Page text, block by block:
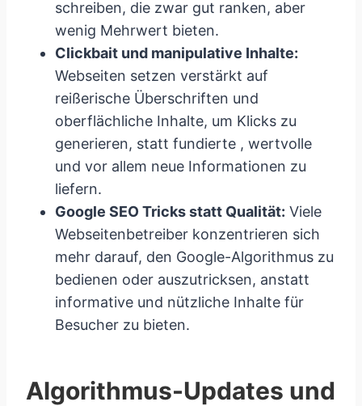
schreiben, die zwar gut ranken, aber
wenig Mehrwert bieten.
Clickbait und manipulative Inhalte:
Webseiten setzen verstärkt auf
reißerische Überschriften und
oberflächliche Inhalte, um Klicks zu
generieren, statt fundierte , wertvolle
und vor allem neue Informationen zu
liefern.
Google SEO Tricks statt Qualität: Viele
Webseitenbetreiber konzentrieren sich
mehr darauf, den Google-Algorithmus zu
bedienen oder auszutricksen, anstatt
informative und nützliche Inhalte für
Besucher zu bieten.
Algorithmus-Updates und